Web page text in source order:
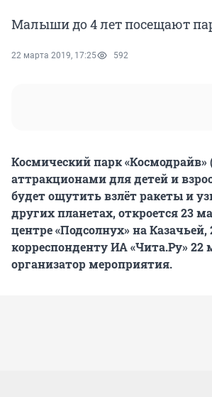
Малыши до 4 лет посещают
22 марта 2019, 17:25 592
Космический парк «Космодрайв»
аттракционами для детей и
будет ощутить взлёт ракеты и
других планетах, откроется 23
центре «Подсолнух» на Казачьей,
корреспонденту ИА «Чита.Ру» 22
организатор мероприятия.